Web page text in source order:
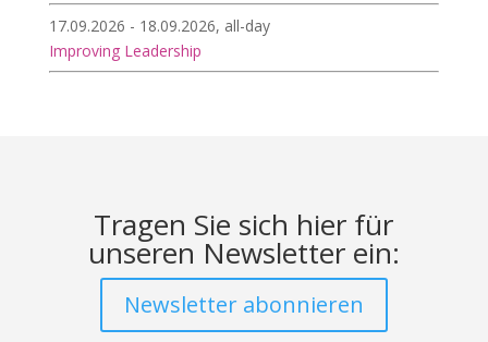
17.09.2026 - 18.09.2026, all-day
Improving Leadership
Tragen Sie sich hier für
unseren Newsletter ein:
Newsletter abonnieren